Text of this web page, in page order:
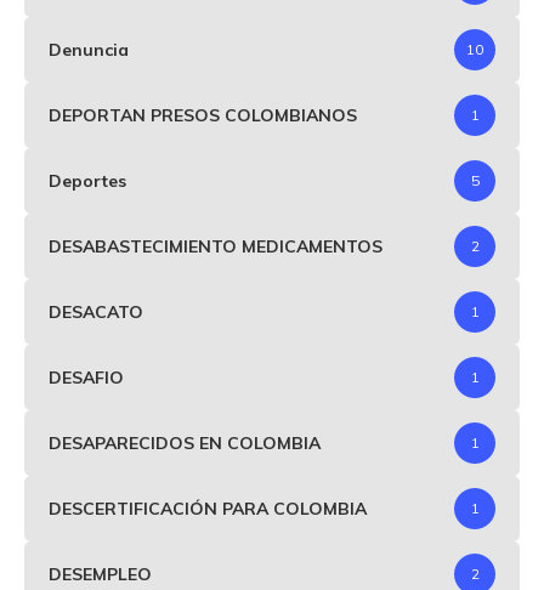
Denuncia 10
DEPORTAN PRESOS COLOMBIANOS 1
Deportes 5
DESABASTECIMIENTO MEDICAMENTOS 2
DESACATO 1
DESAFIO 1
DESAPARECIDOS EN COLOMBIA 1
DESCERTIFICACIÓN PARA COLOMBIA 1
DESEMPLEO 2